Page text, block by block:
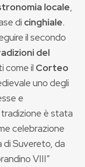
locale,
di cinghiale.
il secondo
del
come il Corteo
uno degli
e
è stata
celebrazione
di Suvereto, da
VIII”